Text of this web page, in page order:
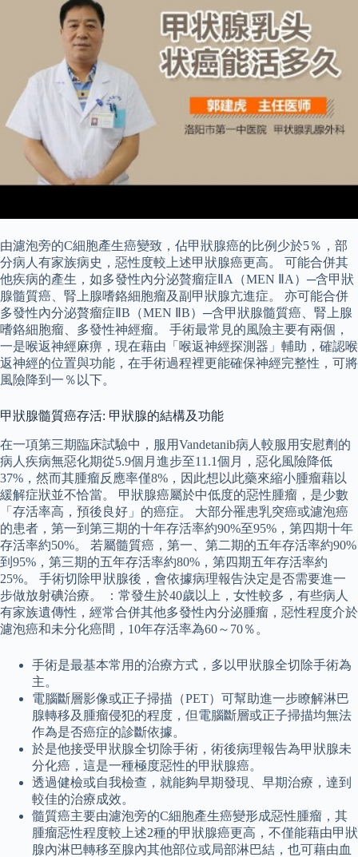
由濾泡旁的C細胞產生癌變致，佔甲狀腺癌的比例少於5％，部
分病人有家族病史，惡性度較上述甲狀腺癌更高。 可能合併其
他疾病的產生，如多發性內分泌贅瘤症ⅡA（MEN ⅡA）─含甲狀
腺髓質癌、腎上腺嗜鉻細胞瘤及副甲狀腺亢進症。 亦可能合併
多發性內分泌贅瘤症ⅡB（MEN ⅡB）─含甲狀腺髓質癌、腎上腺
嗜鉻細胞瘤、多發性神經瘤。 手術最常見的風險主要有兩個，
一是喉返神經麻痹，現在藉由「喉返神經探測器」輔助，確認喉
返神經的位置與功能，在手術過程裡更能確保神經完整性，可將
風險降到一％以下。
甲狀腺髓質癌存活: 甲狀腺的結構及功能
在一項第三期臨床試驗中，服用Vandetanib病人較服用安慰劑的
病人疾病無惡化期從5.9個月進步至11.1個月，惡化風險降低
37%，然而其腫瘤反應率僅8%，因此想以此藥來縮小腫瘤藉以
緩解症狀並不恰當。 甲狀腺癌屬於中低度的惡性腫瘤，是少數
「存活率高，預後良好」的癌症。 大部分罹患乳突癌或濾泡癌
的患者，第一到第三期的十年存活率約90%至95%，第四期十年
存活率約50%。 若屬髓質癌，第一、第二期的五年存活率約90%
到95%，第三期的五年存活率約80%，第四期五年存活率約
25%。 手術切除甲狀腺後，會依據病理報告決定是否需要進一
步做放射碘治療。 ：常發生於40歲以上，女性較多，有些病人
有家族遺傳性，經常合併其他多發性內分泌腫瘤，惡性程度介於
濾泡癌和未分化癌間，10年存活率為60～70％。
手術是最基本常用的治療方式，多以甲狀腺全切除手術為
主。
電腦斷層影像或正子掃描（PET）可幫助進一步瞭解淋巴
腺轉移及腫瘤侵犯的程度，但電腦斷層或正子掃描均無法
作為是否癌症的診斷依據。
於是他接受甲狀腺全切除手術，術後病理報告為甲狀腺未
分化癌，這是一種極度惡性的甲狀腺癌。
透過健檢或自我檢查，就能夠早期發現、早期治療，達到
較佳的治療成效。
髓質癌主要由濾泡旁的C細胞產生癌變形成惡性腫瘤，其
腫瘤惡性程度較上述2種的甲狀腺癌更高，不僅能藉由甲狀
腺內淋巴轉移至腺內其他部位或局部淋巴結，也可藉由血